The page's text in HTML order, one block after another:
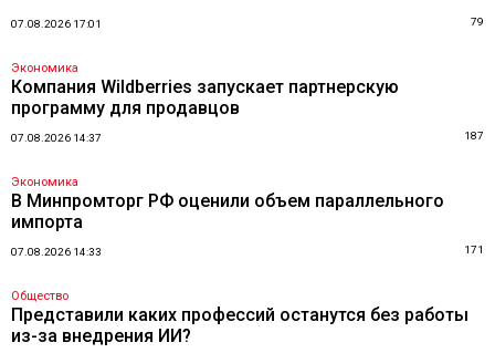
07.08.2026 17:01 79
Экономика
Компания Wildberries запускает партнерскую
программу для продавцов
07.08.2026 14:37 187
Экономика
В Минпромторг РФ оценили объем параллельного
импорта
07.08.2026 14:33 171
Общество
Представили каких профессий останутся без работы
из-за внедрения ИИ?